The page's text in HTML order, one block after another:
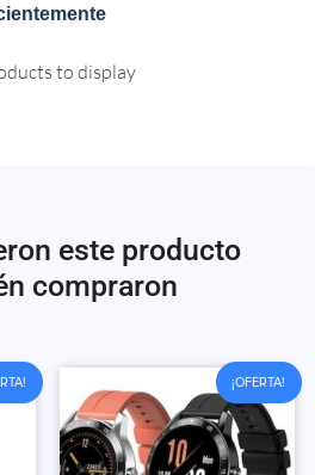
to display
este producto
compraron
¡OFERTA!